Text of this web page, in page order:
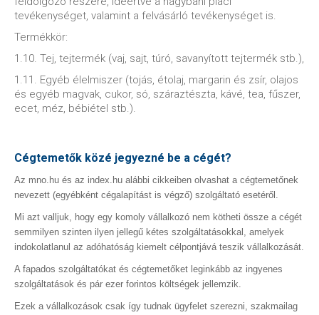
tevékenységet, valamint a felvásárló tevékenységet is.
Termékkör:
1.10. Tej, tejtermék (vaj, sajt, túró, savanyított tejtermék stb.),
1.11. Egyéb élelmiszer (tojás, étolaj, margarin és zsír, olajos
és egyéb magvak, cukor, só, száraztészta, kávé, tea, fűszer,
ecet, méz, bébiétel stb.).
Cégtemetők közé jegyezné be a cégét?
Az mno.hu és az index.hu alábbi cikkeiben olvashat a cégtemetőnek
nevezett (egyébként cégalapítást is végző) szolgáltató esetéről.
Mi azt valljuk, hogy egy komoly vállalkozó nem kötheti össze a cégét
semmilyen szinten ilyen jellegű kétes szolgáltatásokkal, amelyek
indokolatlanul az adóhatóság kiemelt célpontjává teszik vállalkozását.
A fapados szolgáltatókat és cégtemetőket leginkább az ingyenes
szolgáltatások és pár ezer forintos költségek jellemzik.
Ezek a vállalkozások csak így tudnak ügyfelet szerezni, szakmailag